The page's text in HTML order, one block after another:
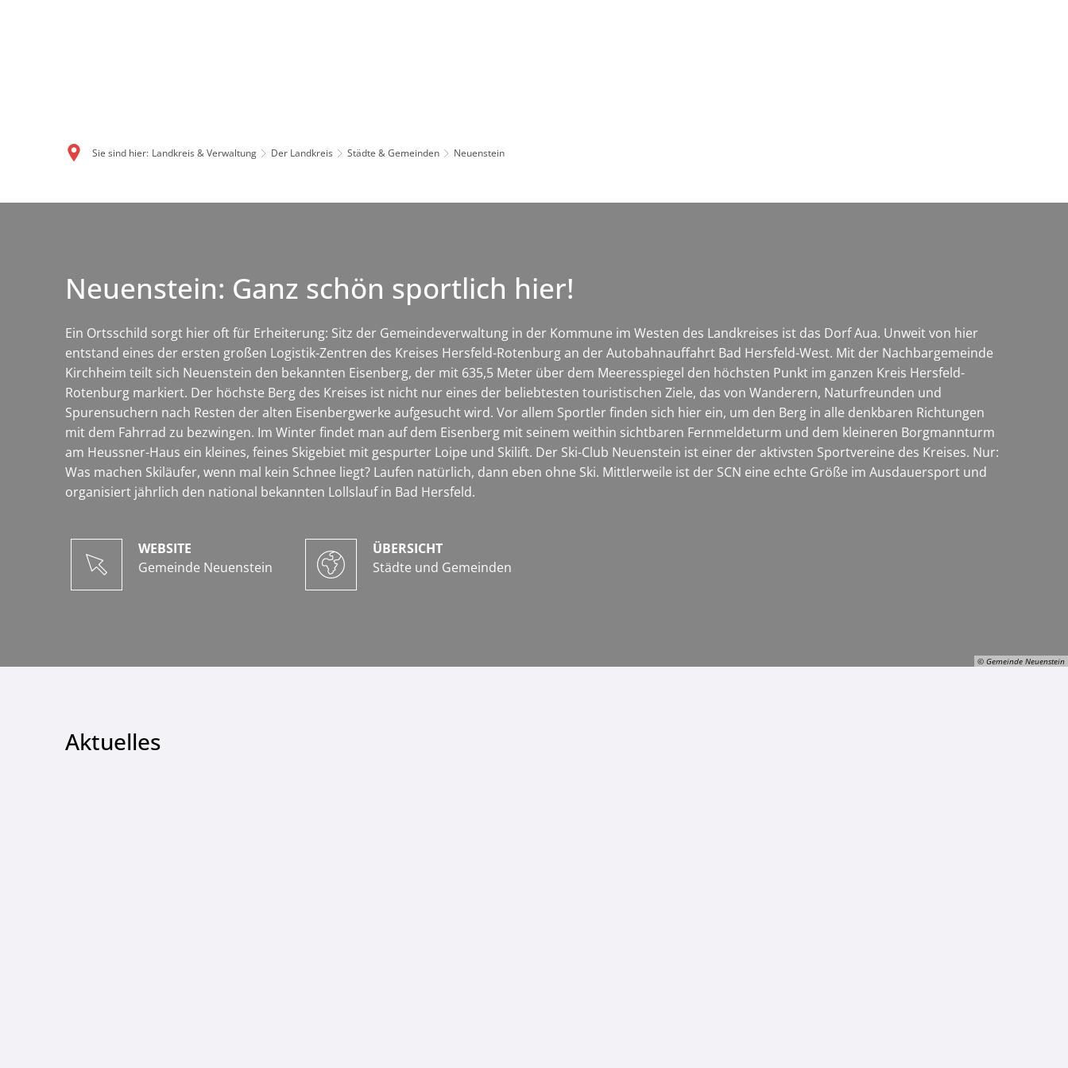
Sie sind hier: Landkreis & Verwaltung Der Landkreis Städte & Gemeinden Neuenstein
© Gemeinde Neuenstein
Neuenstein: Ganz schön sportlich hier!
Ein Ortsschild sorgt hier oft für Erheiterung: Sitz der Gemeindeverwaltung in der Kommune im Westen des Landkreises ist das Dorf Aua. Unweit von hier
entstand eines der ersten großen Logistik-Zentren des Kreises Hersfeld-Rotenburg an der Autobahnauffahrt Bad Hersfeld-West. Mit der Nachbargemeinde
Kirchheim teilt sich Neuenstein den bekannten Eisenberg, der mit 635,5 Meter über dem Meeresspiegel den höchsten Punkt im ganzen Kreis Hersfeld-
Rotenburg markiert. Der höchste Berg des Kreises ist nicht nur eines der beliebtesten touristischen Ziele, das von Wanderern, Naturfreunden und
Spurensuchern nach Resten der alten Eisenbergwerke aufgesucht wird. Vor allem Sportler finden sich hier ein, um den Berg in alle denkbaren Richtungen
mit dem Fahrrad zu bezwingen. Im Winter findet man auf dem Eisenberg mit seinem weithin sichtbaren Fernmeldeturm und dem kleineren Borgmannturm
am Heussner-Haus ein kleines, feines Skigebiet mit gespurter Loipe und Skilift. Der Ski-Club Neuenstein ist einer der aktivsten Sportvereine des Kreises. Nur:
Was machen Skiläufer, wenn mal kein Schnee liegt? Laufen natürlich, dann eben ohne Ski. Mittlerweile ist der SCN eine echte Größe im Ausdauersport und
organisiert jährlich den national bekannten Lollslauf in Bad Hersfeld.
WEBSITE
Gemeinde Neuenstein
ÜBERSICHT
Städte und Gemeinden
Aktuelles